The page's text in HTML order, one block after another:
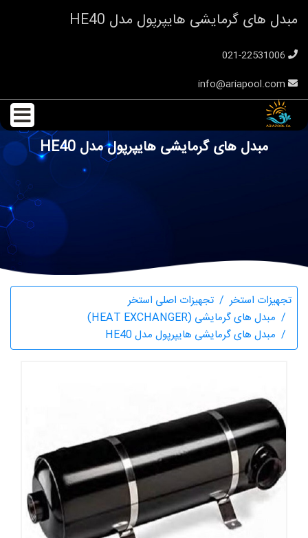
مبدل های گرمایشی هایپرپول مدل HE40
مبدل های گرمایشی هایپرپول مدل HE40
تجهیزات استخر
تجهیزات اصلی استخر
مبدل های گرمایشی (HEAT EXCHANGER)
مبدل های گرمایشی هایپرپول مدل HE40